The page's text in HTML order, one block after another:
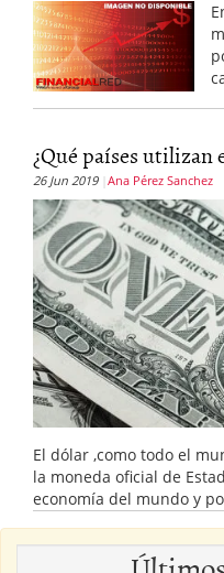
¿Qué países utilizan
26 Jun 2019 Ana Pérez Sanchez
El dólar ,como todo el
la moneda oficial de
economía del mundo y